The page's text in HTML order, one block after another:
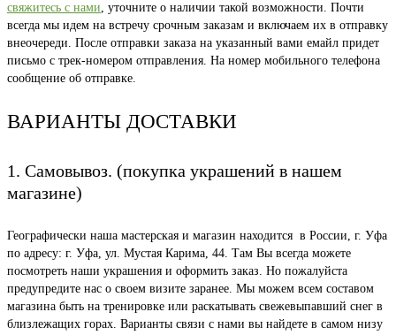
свяжитесь с нами, уточните о наличии такой возможности. Почти
всегда мы идем на встречу срочным заказам и включаем их в отправку
внеочереди. После отправки заказа на указанный вами емайл придет
письмо с трек-номером отправления. На номер мобильного телефона
сообщение об отправке.
ВАРИАНТЫ ДОСТАВКИ
1. Самовывоз. (покупка украшений в нашем
магазине)
Географически наша мастерская и магазин находится в России, г. Уфа
по адресу: г. Уфа, ул. Мустая Карима, 44. Там Вы всегда можете
посмотреть наши украшения и оформить заказ. Но пожалуйста
предупредите нас о своем визите заранее. Мы можем всем составом
магазина быть на тренировке или раскатывать свежевыпавший снег в
близлежащих горах. Варианты связи с нами вы найдете в самом низу